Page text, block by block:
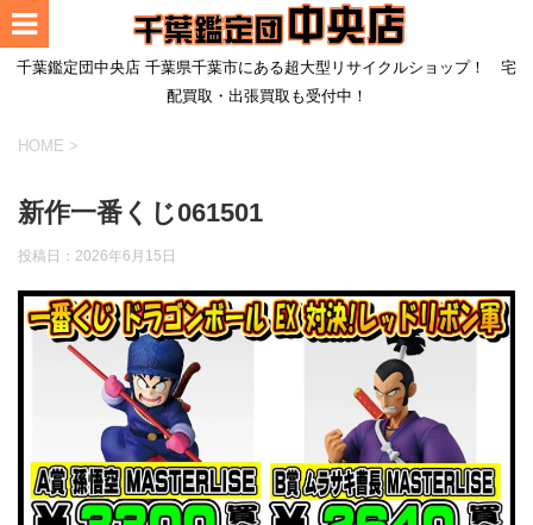
千葉鑑定団中央店 千葉県千葉市にある超大型リサイクルショップ！ 宅
配買取・出張買取も受付中！
HOME >
新作一番くじ061501
投稿日： 2026年6月15日